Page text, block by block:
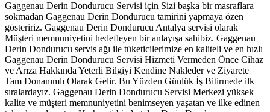
Gaggenau Derin Dondurucu Servisi için Sizi başka bir masraflara
sokmadan Gaggenau Derin Dondurucu tamirini yapmaya özen
gösteririz. Gaggenau Derin Dondurucu Antalya servisi olarak
Müşteri memnuniyetini hedefleyen bir anlayışa sahibiz. Gaggenau
Derin Dondurucu servis ağı ile tüketicilerimize en kaliteli ve en hızlı
Gaggenau Derin Dondurucu Servisi Hizmeti Vermeden Önce Cihaz
ve Arıza Hakkında Yeterli Bilgiyi Kendine Nakleder ve Ziyarete
Tam Donanımlı Olarak Gelir. Bu Yüzden Günlük İş Bitirmede ilk
sıralardayız. Gaggenau Derin Dondurucu Servisi Merkezi yüksek
kalite ve müşteri memnuniyetini benimseyen yaşatan ve ilke edinen